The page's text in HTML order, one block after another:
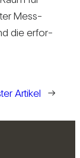
Mess­
die erfor­
Artikel
→